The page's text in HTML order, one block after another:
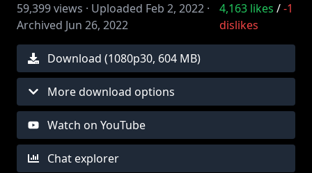
59,399views · Uploaded Feb 2, 2022 ·
Archived Jun 26, 2022
4,163likes /-1
dislikes
Download (1080p30, 604 MB)
More download options
Watch on YouTube
Chat explorer